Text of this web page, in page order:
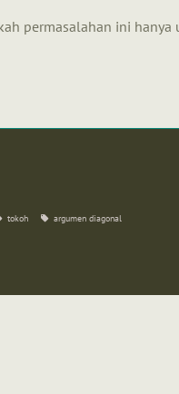
permasalahan ini hanya
tokoh argumen diagonal